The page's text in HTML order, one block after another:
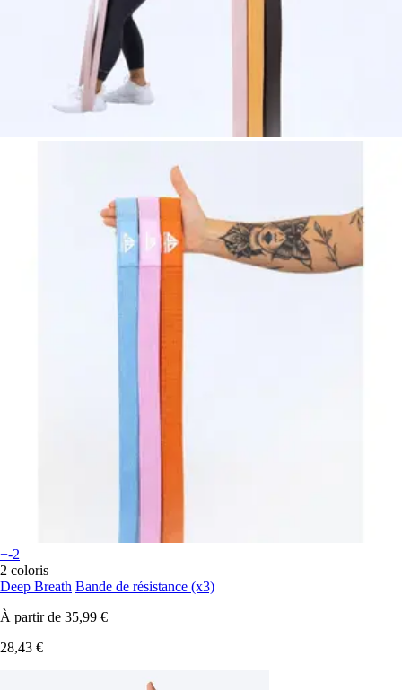
+-2
2 coloris
Deep Breath Bande de résistance (x3)
À partir de 35,99 €
28,43 €